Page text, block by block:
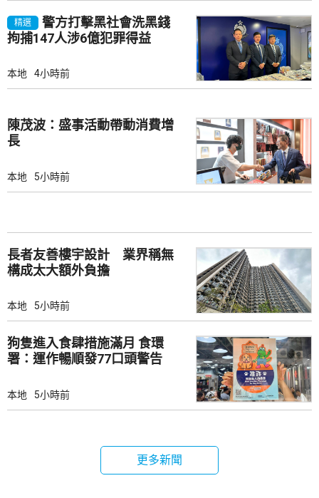
精選
警方打擊黑社會洗黑錢
拘捕147人涉6億犯罪得益
本地 4小時前
陳茂波：盛事活動帶動消費增
長
本地 5小時前
長者友善樓宇設計 業界稱無
構成太大額外負擔
本地 5小時前
狗隻進入食肆措施滿月 食環
署：運作暢順發77口頭警告
本地 5小時前
更多新聞